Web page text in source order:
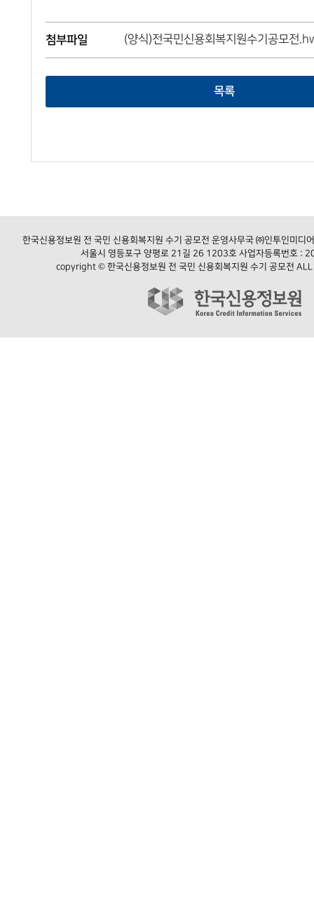
첨부파일 (양식)전국민신용회복지원수기공모전
목록
한국신용정보원 전 국민 신용회복지원 수기 공모전 운영사무국 ㈜인투인미
서울시 영등포구 양평로 21길 26 1203호 사업자등록번호 :
copyright © 한국신용정보원 전 국민 신용회복지원 수기 공모전 ALL